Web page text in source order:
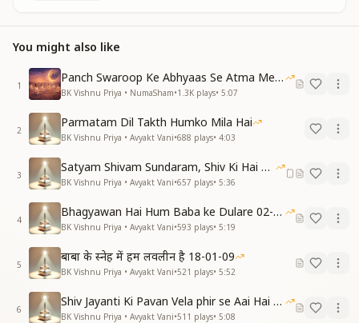
स्नेह से ही योग है स्नेह सागर से मिलन
स्नेह में समाना ही है संपूर्ण ज्ञान
परमात्म स्नेह का अनुभव हम करें
स्नेह मोतियों से अपनी झोली भरे
प्रभु स्नेह की गोदी में ही यह जिंदगी गुजरी
स्नेह सागर बाबा की है ये बलिहारी स्नेह के आगे मेहनत ना लागे ऐसी है
जादूगरी
स्नेह और दुनियां की सुदबुध ही न रही
परवाह कोई ना रही निश्चिंत है हर घड़ी
स्नेह सागर बाबा की है ये बलिहारी स्नेह के आगे मेहनत ना लागे ऐसी है
जादूगरी
You might also like
1
Panch Swaroop Ke Abhyaas Se Atma Mein Shakti
BK Vishnu Priya • NumaSham•1.3K plays• 5:07
2
Parmatam Dil Takth Humko Mila Hai
BK Vishnu Priya • Avyakt Vani•688 plays• 4:03
3
Satyam Shivam Sundaram, Shiv Ki Hai Hum Santan 09-11-2025
BK Vishnu Priya • Avyakt Vani•657 plays• 5:36
4
Bhagyawan Hai Hum Baba ke Dulare 02-03-2025
BK Vishnu Priya • Avyakt Vani•593 plays• 5:19
5
बाबा के स्नेह में हम लवलीन है 18-01-09
BK Vishnu Priya • Avyakt Vani•521 plays• 5:52
6
Shiv Jayanti Ki Pavan Vela phir se Aai Hai 23-02-2025
BK Vishnu Priya • Avyakt Vani•511 plays• 5:08